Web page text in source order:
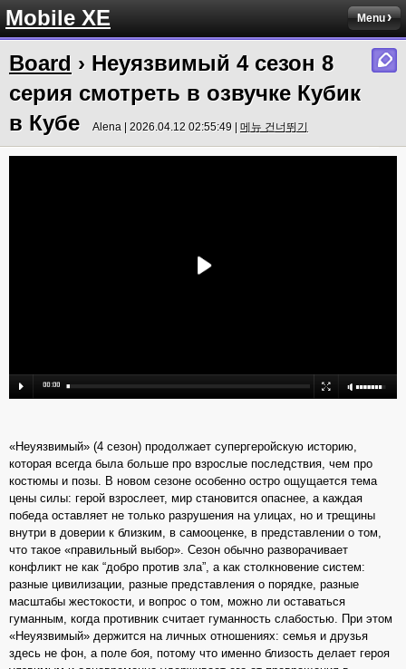
Mobile XE Menu
Board › Неуязвимый 4 сезон 8
серия смотреть в озвучке Кубик
в Кубе
Alena | 2026.04.12 02:55:49 | 메뉴 건너뛰기
«Неуязвимый» (4 сезон) продолжает супергеройскую историю,
которая всегда была больше про взрослые последствия, чем про
костюмы и позы. В новом сезоне особенно остро ощущается тема
цены силы: герой взрослеет, мир становится опаснее, а каждая
победа оставляет не только разрушения на улицах, но и трещины
внутри в доверии к близким, в самооценке, в представлении о том,
что такое «правильный выбор». Сезон обычно разворачивает
конфликт не как “добро против зла”, а как столкновение систем:
разные цивилизации, разные представления о порядке, разные
масштабы жестокости, и вопрос о том, можно ли оставаться
гуманным, когда противник считает гуманность слабостью. При этом
«Неуязвимый» держится на личных отношениях: семья и друзья
здесь не фон, а поле боя, потому что именно близость делает героя